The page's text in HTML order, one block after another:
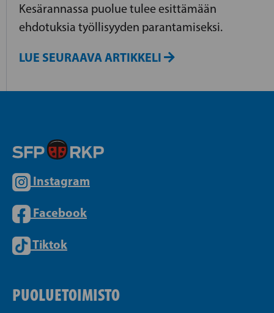
Kesärannassa puolue tulee esittämään
ehdotuksia työllisyyden parantamiseksi.
LUE SEURAAVA ARTIKKELI
Instagram
Facebook
Tiktok
PUOLUETOIMISTO